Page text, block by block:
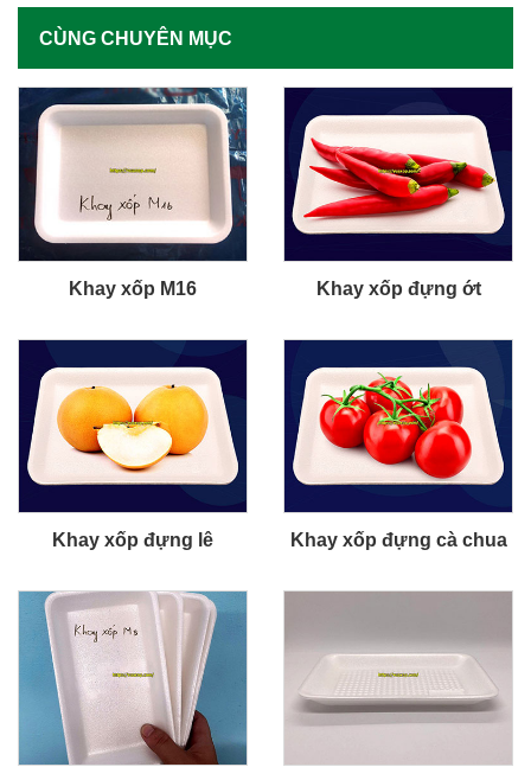
CÙNG CHUYÊN MỤC
Khay xốp M16 Khay xốp đựng ớt
Khay xốp đựng lê Khay xốp đựng cà chua